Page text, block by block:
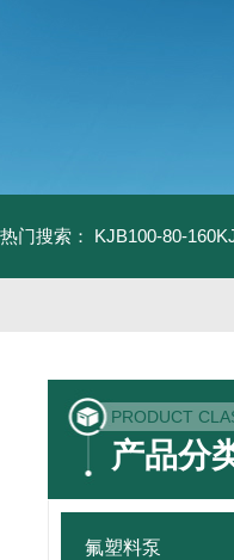
热门搜索： KJB100-80-
PRODUCT
产品分
氟塑料泵